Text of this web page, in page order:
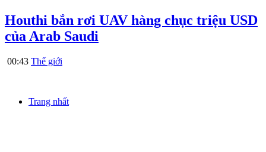
Houthi bắn rơi UAV hàng chục triệu USD
của Arab Saudi
00:43 Thế giới
Trang nhất